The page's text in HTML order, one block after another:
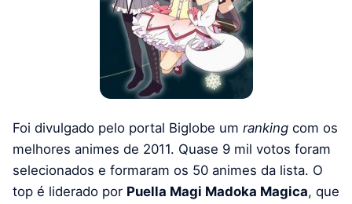
Foi divulgado pelo portal Biglobe um ranking com os
melhores animes de 2011. Quase 9 mil votos foram
selecionados e formaram os 50 animes da lista. O
top é liderado por Puella Magi Madoka Magica, que